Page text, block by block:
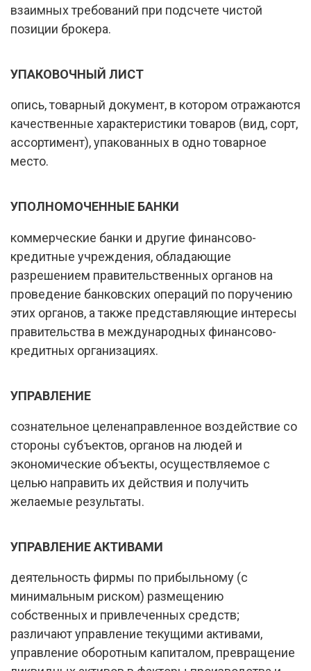
взаимных требований при подсчете чистой
позиции брокера.
УПАКОВОЧНЫЙ ЛИСТ
опись, товарный документ, в котором отражаются
качественные характеристики товаров (вид, сорт,
ассортимент), упакованных в одно товарное
место.
УПОЛНОМОЧЕННЫЕ БАНКИ
коммерческие банки и другие финансово-
кредитные учреждения, обладающие
разрешением правительственных органов на
проведение банковских операций по поручению
этих органов, а также представляющие интересы
правительства в международных финансово-
кредитных организациях.
УПРАВЛЕНИЕ
сознательное целенаправленное воздействие со
стороны субъектов, органов на людей и
экономические объекты, осуществляемое с
целью направить их действия и получить
желаемые результаты.
УПРАВЛЕНИЕ АКТИВАМИ
деятельность фирмы по прибыльному (с
минимальным риском) размещению
собственных и привлеченных средств;
различают управление текущими активами,
управление оборотным капиталом, превращение